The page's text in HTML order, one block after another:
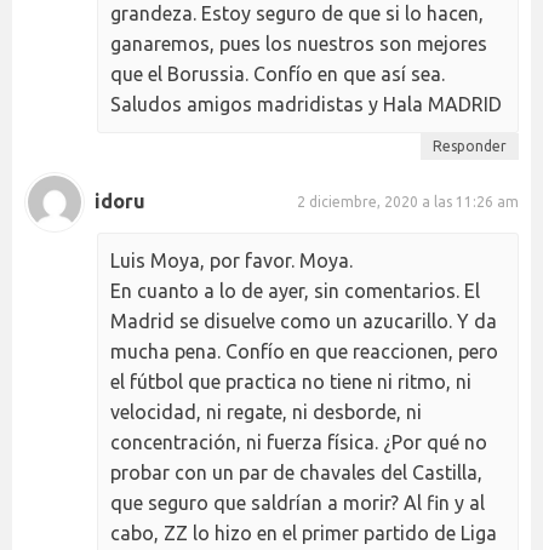
grandeza. Estoy seguro de que si lo hacen,
ganaremos, pues los nuestros son mejores
que el Borussia. Confío en que así sea.
Saludos amigos madridistas y Hala MADRID
Responder
idoru 2 diciembre, 2020 a las 11:26 am
Luis Moya, por favor. Moya.
En cuanto a lo de ayer, sin comentarios. El
Madrid se disuelve como un azucarillo. Y da
mucha pena. Confío en que reaccionen, pero
el fútbol que practica no tiene ni ritmo, ni
velocidad, ni regate, ni desborde, ni
concentración, ni fuerza física. ¿Por qué no
probar con un par de chavales del Castilla,
que seguro que saldrían a morir? Al fin y al
cabo, ZZ lo hizo en el primer partido de Liga